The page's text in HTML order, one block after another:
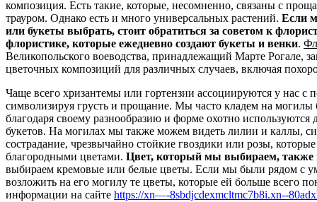
композиция. Есть такие, которые, несомненно, связаны с
трауром. Однако есть и много универсальных растений. Если
или букеты выбрать, стоит обратиться за советом к
флористике, которые ежедневно создают букеты и венки.
Великопольского воеводства, принадлежащий Марте Рогале,
цветочных композиций для различных случаев, включая
Чаще всего хризантемы или гортензии ассоциируются у нас с
символизируя грусть и прощание. Мы часто кладем на могилы
благодаря своему разнообразию и форме охотно используются
букетов. На могилах мы также можем видеть лилии и каллы,
сострадание, чрезвычайно стойкие гвоздики или розы,
благородными цветами. Цвет, который мы выбираем,
выбираем кремовые или белые цветы. Если мы были рядом с
возложить на его могилу те цветы, которые ей больше всего
информации на сайте https://xn—-8sbdjcdexmcltmc7b8i.xn--